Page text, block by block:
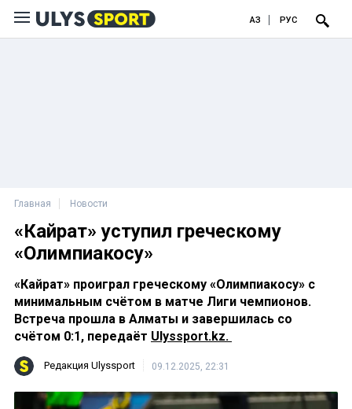
ҚАЗ РУС
Главная Новости
«Кайрат» уступил греческому
«Олимпиакосу»
«Кайрат» проиграл греческому «Олимпиакосу» с
минимальным счётом в матче Лиги чемпионов.
Встреча прошла в Алматы и завершилась со
счётом 0:1, передаёт Ulyssport.kz.
Редакция Ulyssport 09.12.2025, 22:31